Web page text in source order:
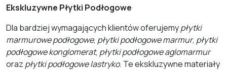
Ekskluzywne Płytki Podłogowe
Dla bardziej wymagających klientów oferujemypłytki
marmurowe podłogowe, płytki podłogowe marmur, płytki
podłogowe konglomerat, płytki podłogowe aglomarmur
oraz płytki podłogowe lastryko. Te ekskluzywne materiały